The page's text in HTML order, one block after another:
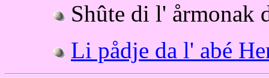
Shûte di l' årmonak
Li pådje da l' abé